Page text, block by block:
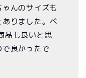
んのサイズも
りました。ベ
品も良いと思
良かったで